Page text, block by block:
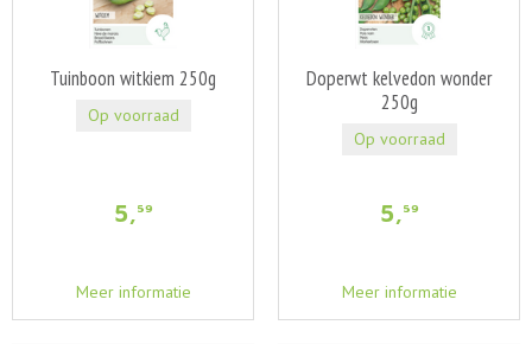
Tuinboon witkiem 250g
5,59
Meer informatie
Op voorraad
Doperwt kelvedon wonder
250g
5,59
Meer informatie
Op voorraad